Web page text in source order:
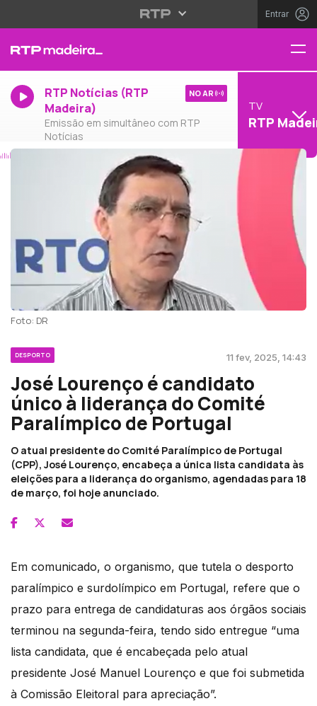
Entrar
RTP Notícias (RTP
Madeira)
Emissão em simultâneo com RTP
Notícias
NO AR
TV
RTP
Foto: DR
DESPORTO 11 fev, 2025, 14:43
José Lourenço é candidato
único à liderança do Comité
Paralímpico de Portugal
O atual presidente do Comité Paralímpico de Portugal
(CPP), José Lourenço, encabeça a única lista candidata às
eleições para a liderança do organismo, agendadas para 18
de março, foi hoje anunciado.
Em comunicado, o organismo, que tutela o desporto
paralímpico e surdolímpico em Portugal, refere que o
prazo para entrega de candidaturas aos órgãos sociais
terminou na segunda-feira, tendo sido entregue “uma
lista candidata, que é encabeçada pelo atual
presidente José Manuel Lourenço e que foi submetida
à Comissão Eleitoral para apreciação”.